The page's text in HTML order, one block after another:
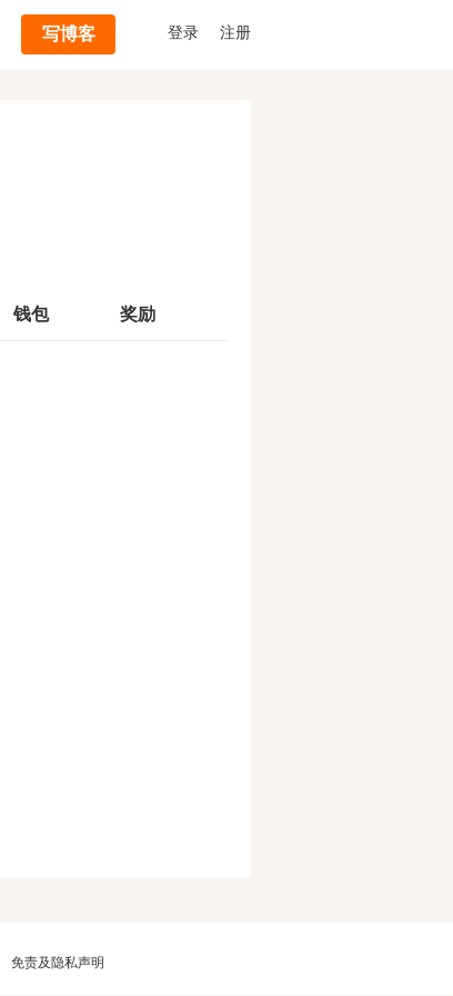
写博客 登录 注册
钱包 奖励
免责及隐私声明